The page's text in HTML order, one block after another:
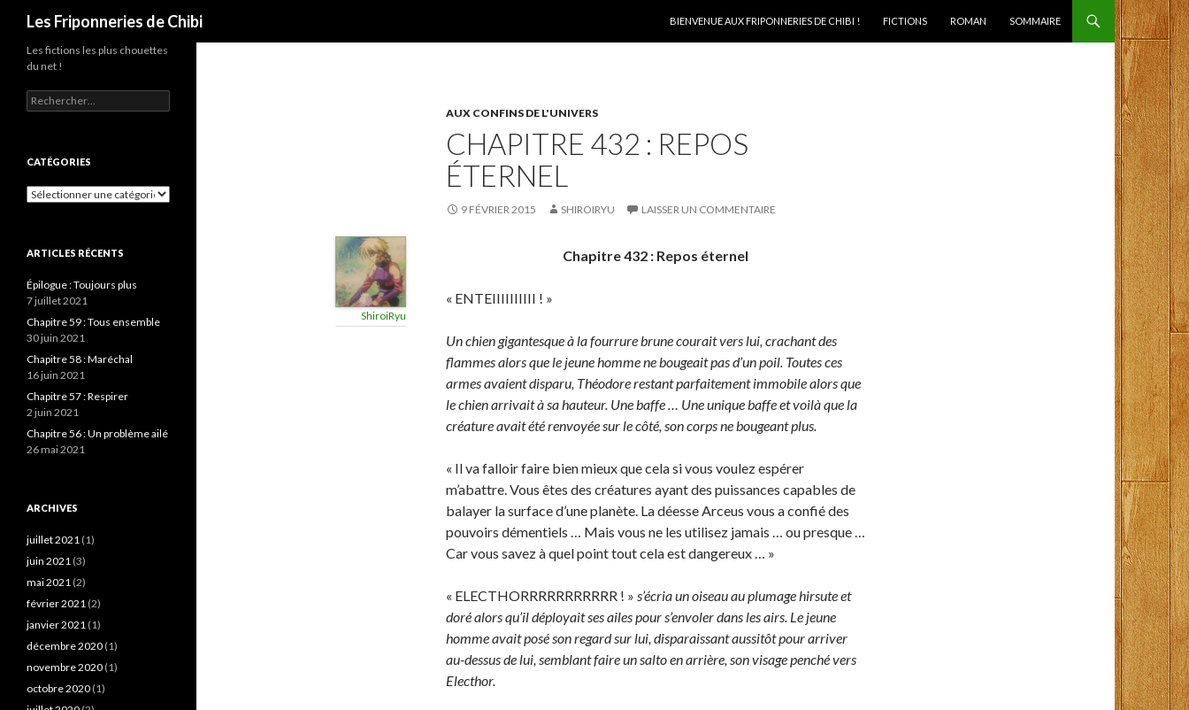
Les Friponneries de Chibi
BIENVENUE AUX FRIPONNERIES DE CHIBI !
FICTIONS ROMAN SOMMAIRE
AUX CONFINS DE L'UNIVERS
CHAPITRE 432 : REPOS
ÉTERNEL
9 FÉVRIER 2015 SHIROIRYU LAISSER UN COMMENTAIRE
ShiroiRyu
Chapitre 432 : Repos éternel
« ENTEIIIIIIIIII ! »
Un chien gigantesque à la fourrure brune courait vers lui, crachant des
flammes alors que le jeune homme ne bougeait pas d’un poil. Toutes ces
armes avaient disparu, Théodore restant parfaitement immobile alors que
le chien arrivait à sa hauteur. Une baffe … Une unique baffe et voilà que la
créature avait été renvoyée sur le côté, son corps ne bougeant plus.
« Il va falloir faire bien mieux que cela si vous voulez espérer
m’abattre. Vous êtes des créatures ayant des puissances capables de
balayer la surface d’une planète. La déesse Arceus vous a confié des
pouvoirs démentiels … Mais vous ne les utilisez jamais … ou presque …
Car vous savez à quel point tout cela est dangereux … »
« ELECTHORRRRRRRRRRR ! » s’écria un oiseau au plumage hirsute et
doré alors qu’il déployait ses ailes pour s’envoler dans les airs. Le jeune
homme avait posé son regard sur lui, disparaissant aussitôt pour arriver
au-dessus de lui, semblant faire un salto en arrière, son visage penché vers
Electhor.
Les fictions les plus chouettes
du net !
Rechercher :
CATÉGORIES
Catégories
ARTICLES RÉCENTS
Épilogue : Toujours plus
7 juillet 2021
Chapitre 59 : Tous ensemble
30 juin 2021
Chapitre 58 : Maréchal
16 juin 2021
Chapitre 57 : Respirer
2 juin 2021
Chapitre 56 : Un problème ailé
26 mai 2021
ARCHIVES
juillet 2021 (1)
juin 2021 (3)
mai 2021 (2)
février 2021 (2)
janvier 2021 (1)
décembre 2020 (1)
novembre 2020 (1)
octobre 2020 (1)